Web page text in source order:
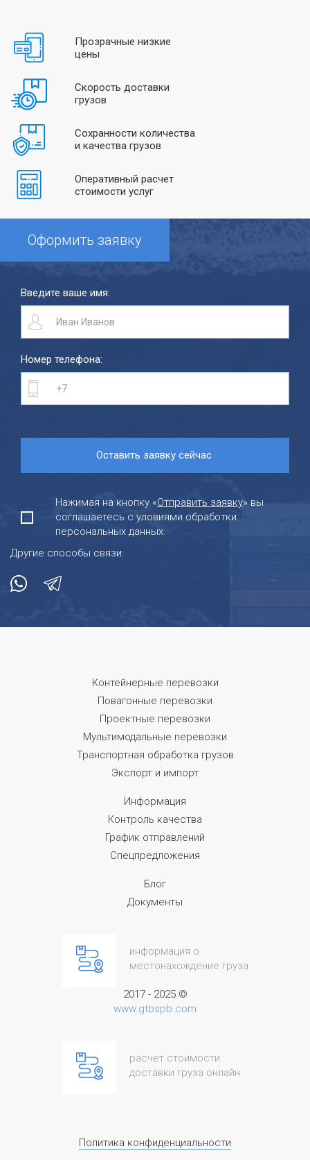
Прозрачные низкие
цены
Скорость доставки
грузов
Сохранности количества
и качества грузов
Оперативный расчет
стоимости услуг
Оформить заявку
Введите ваше имя:
Номер телефона:
Нажимая на кнопку «Отправить заявку» вы
соглашаетесь с уловиями обработки
персональных данных.
Другие способы связи:
Контейнерные перевозки
Повагонные перевозки
Проектные перевозки
Мультимодальные перевозки
Транспортная обработка грузов
Экспорт и импорт
Информация
Контроль качества
График отправлений
Спецпредложения
Блог
Документы
информация о
местонахождение груза
2017 - 2025 ©
www.gtbspb.com
расчет стоимости
доставки груза онлайн
Политика конфиденциальности